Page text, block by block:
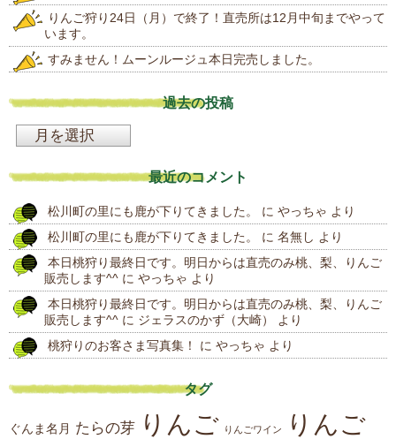
りんご狩り24日（月）で終了！直売所は12月中旬までやって
います。
すみません！ムーンルージュ本日完売しました。
過去の投稿
投
稿
最近のコメント
松川町の里にも鹿が下りてきました。 に やっちゃ より
松川町の里にも鹿が下りてきました。
に 名無し より
本日桃狩り最終日です。明日からは直売のみ桃、梨、りんご
販売します^^ に やっちゃ より
本日桃狩り最終日です。明日からは直売のみ桃、梨、りんご
販売します^^ に ジェラスのかず（大崎）
より
桃狩りのお客さま写真集！
に やっちゃ より
タグ
ぐんま名月 たらの芽 りんご りんごワイン
りんご